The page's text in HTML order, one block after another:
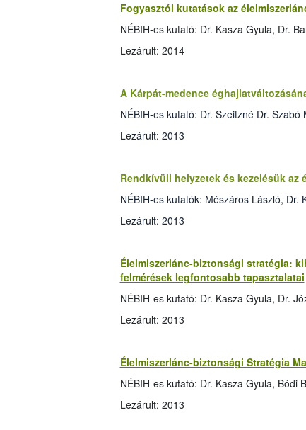
Fogyasztói kutatások az
NÉBIH-es kutató: Dr. Kasza Gyula, Dr.
Lezárult: 2014
A Kárpát-medence
NÉBIH-es kutató: Dr. Szeitzné Dr. Szabó
Lezárult: 2013
Rendkívüli helyzetek és kezelésük az
NÉBIH-es kutatók: Mészáros László,
Lezárult: 2013
Élelmiszerlánc-biztonsági stratégia:
felmérések legfontosabb tapasztalatai
NÉBIH-es kutató: Dr. Kasza Gyula, Dr.
Lezárult: 2013
Élelmiszerlánc-biztonsági Stratégia
NÉBIH-es kutató: Dr. Kasza Gyula, Bódi
Lezárult: 2013